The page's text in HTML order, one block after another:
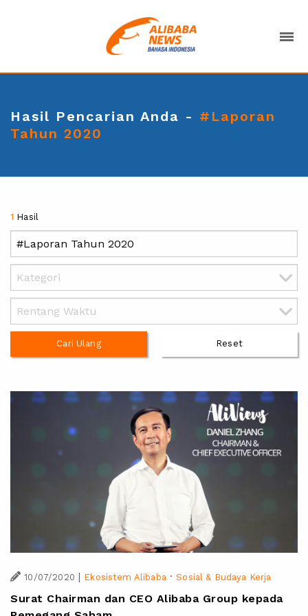
Hasil Pencarian Anda - #Laporan
Tahun 2020
1 Hasil
Cari Ulang Reset
10/07/2020 | Ekosistem Alibaba·Sosial & Budaya Kerja
Surat Chairman dan CEO Alibaba Group kepada